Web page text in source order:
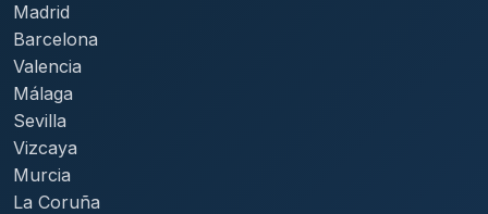
Madrid
Barcelona
Valencia
Málaga
Sevilla
Vizcaya
Murcia
La Coruña